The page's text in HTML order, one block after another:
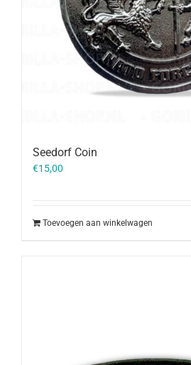
Seedorf Coin
€15,00
Toevoegen aan winkelwagen